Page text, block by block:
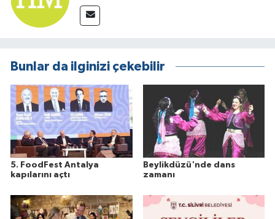
Bunlar da ilginizi çekebilir
5. FoodFest Antalya
kapılarını açtı
Beylikdüzü'nde dans
zamanı